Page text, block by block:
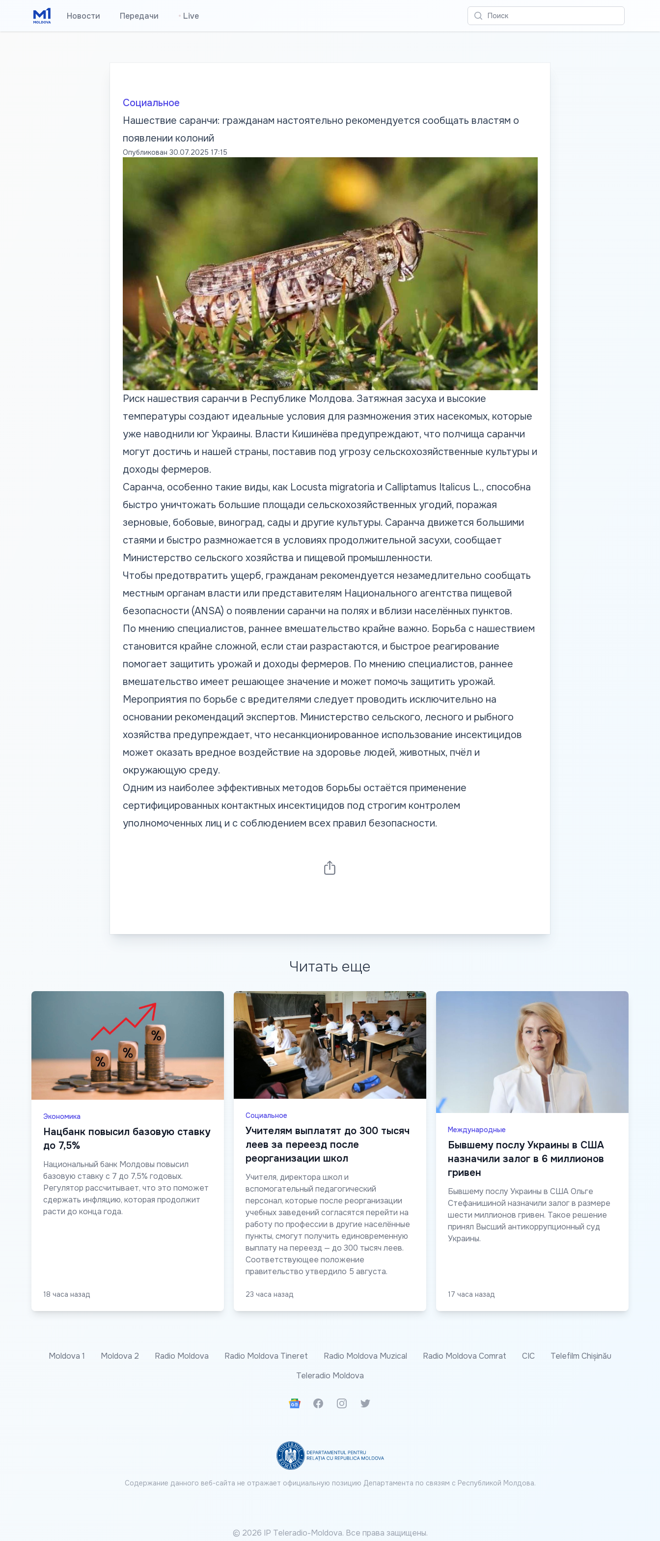
Новости Передачи • Live Поиск
Социальное
Нашествие саранчи: гражданам настоятельно рекомендуется сообщать властям о
появлении колоний
Опубликован 30.07.2025 17:15
Риск нашествия саранчи в Республике Молдова. Затяжная засуха и высокие
температуры создают идеальные условия для размножения этих насекомых, которые
уже наводнили юг Украины. Власти Кишинёва предупреждают, что полчища саранчи
могут достичь и нашей страны, поставив под угрозу сельскохозяйственные культуры и
доходы фермеров.
Саранча, особенно такие виды, как Locusta migratoria и Calliptamus Italicus L., способна
быстро уничтожать большие площади сельскохозяйственных угодий, поражая
зерновые, бобовые, виноград, сады и другие культуры. Саранча движется большими
стаями и быстро размножается в условиях продолжительной засухи, сообщает
Министерство сельского хозяйства и пищевой промышленности.
Чтобы предотвратить ущерб, гражданам рекомендуется незамедлительно сообщать
местным органам власти или представителям Национального агентства пищевой
безопасности (ANSA) о появлении саранчи на полях и вблизи населённых пунктов.
По мнению специалистов, раннее вмешательство крайне важно. Борьба с нашествием
становится крайне сложной, если стаи разрастаются, и быстрое реагирование
помогает защитить урожай и доходы фермеров. По мнению специалистов, раннее
вмешательство имеет решающее значение и может помочь защитить урожай.
Мероприятия по борьбе с вредителями следует проводить исключительно на
основании рекомендаций экспертов. Министерство сельского, лесного и рыбного
хозяйства предупреждает, что несанкционированное использование инсектицидов
может оказать вредное воздействие на здоровье людей, животных, пчёл и
окружающую среду.
Одним из наиболее эффективных методов борьбы остаётся применение
сертифицированных контактных инсектицидов под строгим контролем
уполномоченных лиц и с соблюдением всех правил безопасности.
Читать еще
Экономика
Нацбанк повысил базовую ставку
до 7,5%
Национальный банк Молдовы повысил
базовую ставку с 7 до 7,5% годовых.
Регулятор рассчитывает, что это поможет
сдержать инфляцию, которая продолжит
расти до конца года.
18 часа назад
Социальное
Учителям выплатят до 300 тысяч
леев за переезд после
реорганизации школ
Учителя, директора школ и
вспомогательный педагогический
персонал, которые после реорганизации
учебных заведений согласятся перейти на
работу по профессии в другие населённые
пункты, смогут получить единовременную
выплату на переезд — до 300 тысяч леев.
Соответствующее положение
правительство утвердило 5 августа.
23 часа назад
Международные
Бывшему послу Украины в США
назначили залог в 6 миллионов
гривен
Бывшему послу Украины в США Ольге
Стефанишиной назначили залог в размере
шести миллионов гривен. Такое решение
принял Высший антикоррупционный суд
Украины.
17 часа назад
Moldova 1 Moldova 2 Radio Moldova Radio Moldova Tineret Radio Moldova Muzical Radio Moldova Comrat CIC
Telefilm Chișinău
Teleradio Moldova
Google News
FacebookInstagramTwitter
Содержание данного веб-сайта не отражает официальную позицию Департамента по связям с Республикой Молдова.
© 2026 IP Teleradio-Moldova. Все права защищены.